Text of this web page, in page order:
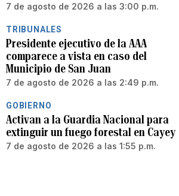
7 de agosto de 2026 a las 3:00 p.m.
TRIBUNALES
Presidente ejecutivo de la AAA
comparece a vista en caso del
Municipio de San Juan
7 de agosto de 2026 a las 2:49 p.m.
GOBIERNO
Activan a la Guardia Nacional para
extinguir un fuego forestal en Cayey
7 de agosto de 2026 a las 1:55 p.m.